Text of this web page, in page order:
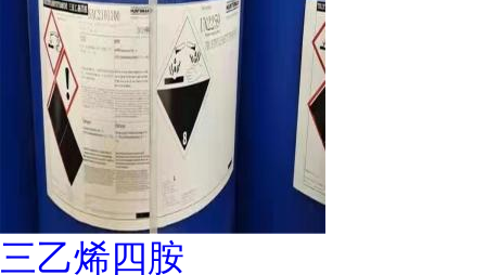
三乙烯四胺